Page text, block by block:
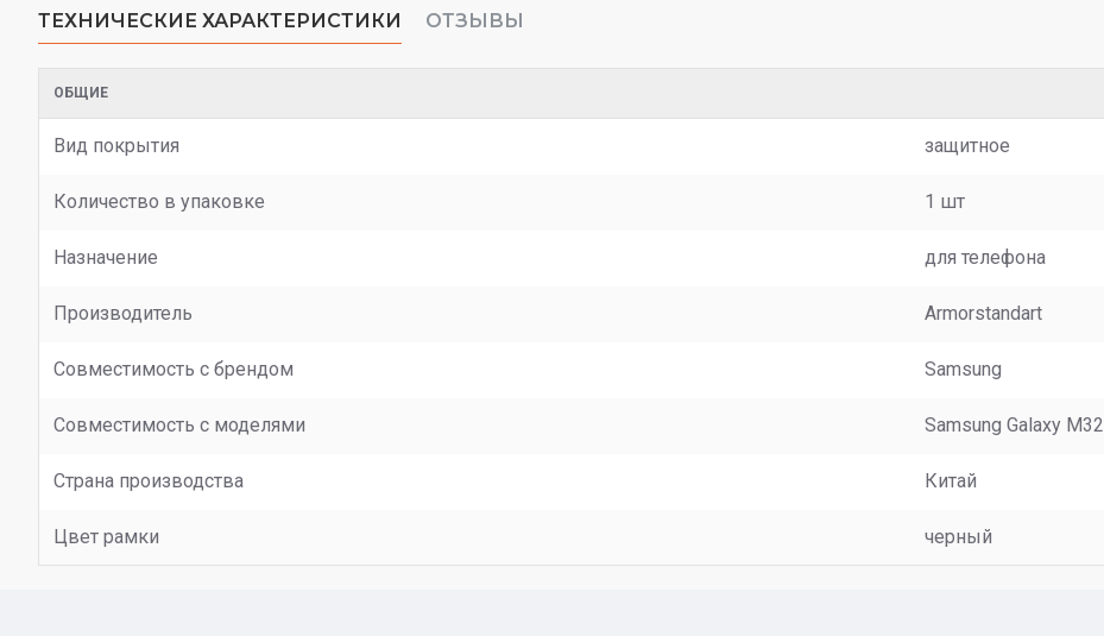
ТЕХНИЧЕСКИЕ ХАРАКТЕРИСТИКИ ОТЗЫВЫ
ОБЩИЕ
Вид покрытия защитное
Количество в упаковке 1 шт
Назначение для телефона
Производитель Armorstandart
Совместимость с брендом Samsung
Совместимость с моделями Samsung Galaxy M32
Страна производства Китай
Цвет рамки черный